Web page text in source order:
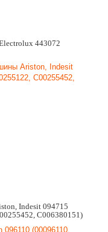
443072
Indesit 094715
C006380151)